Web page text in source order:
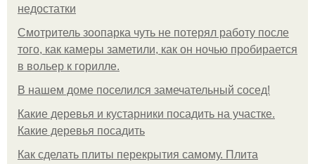
недостатки
Смотритель зоопарка чуть не потерял работу после
того, как камеры заметили, как он ночью пробирается
в вольер к горилле.
В нашем доме поселился замечательный сосед!
Какие деревья и кустарники посадить на участке.
Какие деревья посадить
Как сделать плиты перекрытия самому. Плита